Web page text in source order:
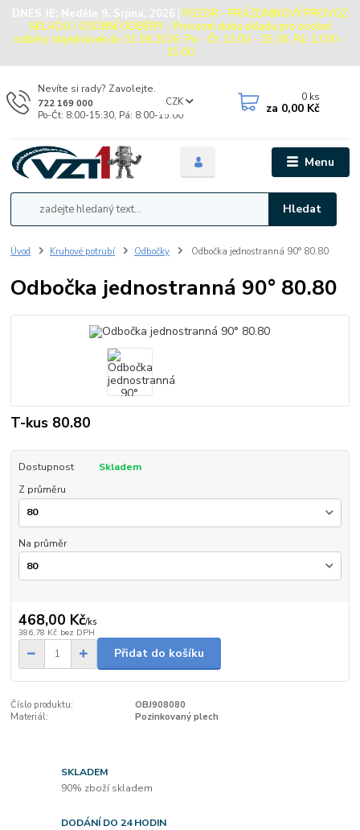
DNES JE: Neděle 9. Srpna, 2026 | POZOR - PRÁZDNINOVÝ PROVOZ
SKLADU / OSOBNÍ ODBĚRY - Provozní doba skladu pro osobní
odběry objednávek do 31.08.2026: Po - Čt: 13:00 - 15:30, Pá: 13:00 -
15:00
Menu
CZK
Hledat
Nevíte si rady? Zavolejte.
722 169 000
Po-Čt: 8:00-15:30, Pá: 8:00-15:00
0 ks
za 0,00 Kč
Úvod Kruhové potrubí Odbočky Odbočka jednostranná 90° 80.80
Odbočka jednostranná 90° 80.80
T-kus 80.80
Dostupnost
Skladem
Z průměru
Na průměr
468,00 Kč/ks
386,78 Kč bez DPH
Přidat do košíku
Číslo produktu:
OBJ908080
Materiál:
Pozinkovaný plech
SKLADEM
90% zboží skladem
DODÁNÍ DO 24 HODIN